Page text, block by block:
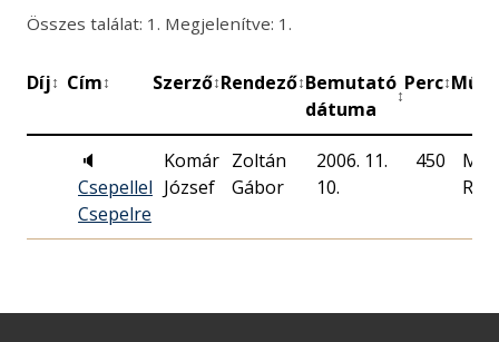
Összes találat: 1. Megjelenítve: 1.
Díj↕ Cím↕ Szerző↕Rendező↕Bemutató
dátuma
↕
Perc↕
🔈
Csepellel
Csepelre
Komár
József
Zoltán
Gábor
2006. 11.
10.
450